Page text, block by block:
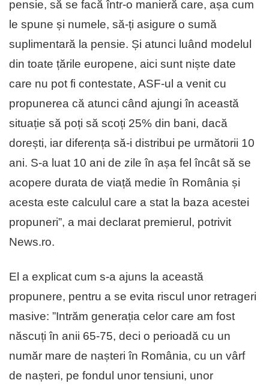
pensie, să se facă într-o manieră care, așa cum
le spune și numele, să-ți asigure o sumă
suplimentară la pensie. Și atunci luând modelul
din toate țările europene, aici sunt niște date
care nu pot fi contestate, ASF-ul a venit cu
propunerea că atunci când ajungi în această
situație să poți să scoți 25% din bani, dacă
dorești, iar diferența să-i distribui pe următorii 10
ani. S-a luat 10 ani de zile în așa fel încât să se
acopere durata de viață medie în România și
acesta este calculul care a stat la baza acestei
propuneri”, a mai declarat premierul, potrivit
News.ro.
El a explicat cum s-a ajuns la această
propunere, pentru a se evita riscul unor retrageri
masive: ”Intrăm generația celor care am fost
născuți în anii 65-75, deci o perioadă cu un
număr mare de nașteri în România, cu un vârf
de nașteri, pe fondul unor tensiuni, unor